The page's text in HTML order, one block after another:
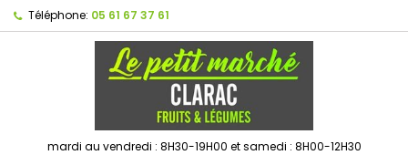
Téléphone: 05 61 67 37 61
mardi au vendredi : 8H30-19H00 et samedi : 8H00-12H30